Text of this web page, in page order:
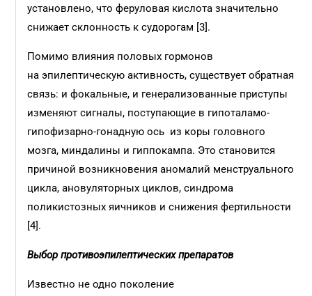
установлено, что феруловая кислота значительно
снижает склонность к судорогам [3].
Помимо влияния половых гормонов
на эпилептическую активность, существует обратная
связь: и фокальные, и генерализованные приступы
изменяют сигналы, поступающие в гипоталамо-
гипофизарно-гонадную ось из коры головного
мозга, миндалины и гиппокампа. Это становится
причиной возникновения аномалий менструального
цикла, ановуляторных циклов, синдрома
поликистозных яичников и снижения фертильности
[4].
Выбор противоэпилептических препаратов
Известно не одно поколение